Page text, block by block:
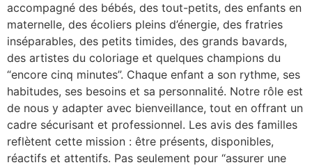
accompagné des bébés, des tout-petits, des enfants en
maternelle, des écoliers pleins d’énergie, des fratries
inséparables, des petits timides, des grands bavards,
des artistes du coloriage et quelques champions du
“encore cinq minutes”. Chaque enfant a son rythme, ses
habitudes, ses besoins et sa personnalité. Notre rôle est
de nous y adapter avec bienveillance, tout en offrant un
cadre sécurisant et professionnel. Les avis des familles
reflètent cette mission : être présents, disponibles,
réactifs et attentifs. Pas seulement pour “assurer une